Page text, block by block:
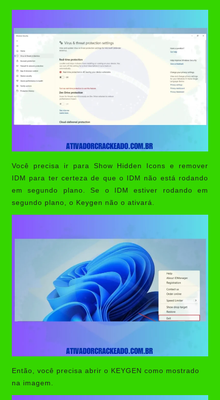
Você precisa ir para Show Hidden Icons e remover
IDM para ter certeza de que o IDM não está rodando
em segundo plano. Se o IDM estiver rodando em
segundo plano, o Keygen não o ativará.
Então, você precisa abrir o KEYGEN como mostrado
na imagem.